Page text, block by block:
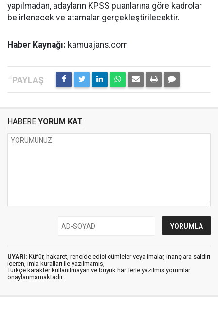
yapılmadan, adayların KPSS puanlarına göre kadrolar
belirlenecek ve atamalar gerçekleştirilecektir.
Haber Kaynağı: kamuajans.com
HABERE YORUM KAT
UYARI: Küfür, hakaret, rencide edici cümleler veya imalar, inançlara saldırı
içeren, imla kuralları ile yazılmamış,
Türkçe karakter kullanılmayan ve büyük harflerle yazılmış yorumlar
onaylanmamaktadır.